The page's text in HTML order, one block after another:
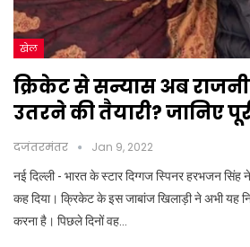
खेल
क्रिकेट से सन्यास अब
उतरने की तैयारी? जानिए
दजंतरमंतर Jan 9, 2022
नई दिल्ली - भारत के स्टार दिग्गज स्पिनर हरभजन सिंह
कह दिया। क्रिकेट के इस जाबांज खिलाड़ी ने अभी यह
करना है। पिछले दिनों वह…